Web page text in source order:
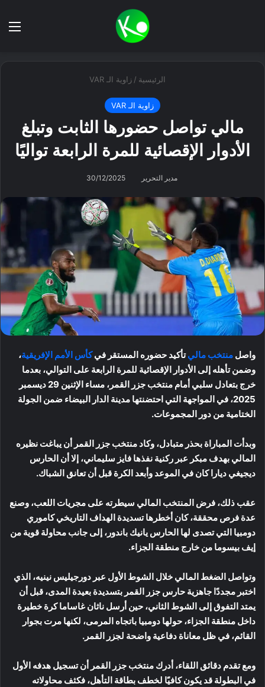
الرئيسية / زاوية الـ VAR
زاوية الـ VAR
مالي تواصل حضورها الثابت وتبلغ
الأدوار الإقصائية للمرة الرابعة تواليًا
مدير التحرير 30/12/2025
واصل منتخب ماليتأكيد حضوره المستقر فيكأس الأمم الإفريقية،
وضمن تأهله إلى الأدوار الإقصائية للمرة الرابعة على التوالي، بعدما
خرج بتعادل سلبي أمام منتخب جزر القمر، مساء الإثنين 29 ديسمبر
2025، في المواجهة التي احتضنتها مدينة الدار البيضاء ضمن الجولة
الختامية من دور المجموعات.
وبدأت المباراة بحذر متبادل، وكاد منتخب جزر القمر أن يباغت نظيره
المالي بهدف مبكر عبر ركنية نفذها فايز سليماني، إلا أن الحارس
ديجيغي ديارا كان في الموعد وأبعد الكرة قبل أن تعانق الشباك.
عقب ذلك، فرض المنتخب المالي سيطرته على مجريات اللعب، وصنع
عدة فرص محققة، كان أخطرها تسديدة الهداف التاريخي كاموري
دومبيا التي تصدى لها الحارس يانيك باندور، إلى جانب محاولة قوية من
إيف بيسوما من خارج منطقة الجزاء.
وتواصل الضغط المالي خلال الشوط الأول عبر دورجيليس نينيه، الذي
اختبر مجددًا جاهزية حارس جزر القمر بتسديدة بعيدة المدى، قبل أن
يمتد التفوق إلى الشوط الثاني، حين أرسل ناثان غاساما كرة خطيرة
داخل منطقة الجزاء، حولها دومبيا باتجاه المرمى، لكنها مرت بجوار
القائم، في ظل معاناة دفاعية واضحة لجزر القمر.
ومع تقدم دقائق اللقاء، أدرك منتخب جزر القمر أن تسجيل هدفه الأول
في البطولة قد يكون كافيًا لخطف بطاقة التأهل، فكثف محاولاته